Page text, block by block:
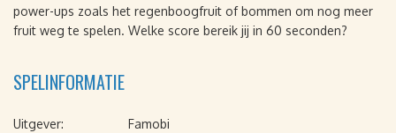
power-ups zoals het regenboogfruit of bommen om nog meer
fruit weg te spelen. Welke score bereik jij in 60 seconden?
SPELINFORMATIE
Uitgever:
Famobi